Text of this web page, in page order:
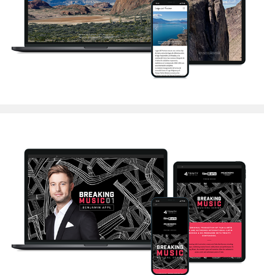
Lagos del Furioso
Trinity, Film and Arts & AMC Networks: Breaking Music